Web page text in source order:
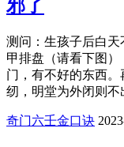
邪了
测问：生孩子后白
甲排盘（请看下图
门，有不好的东西
纫，明堂为外闭则不
奇门六壬金口诀